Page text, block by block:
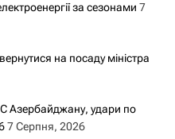
за сезонами 7
на посаду міністра
Азербайджану, удари по
7 Серпня, 2026